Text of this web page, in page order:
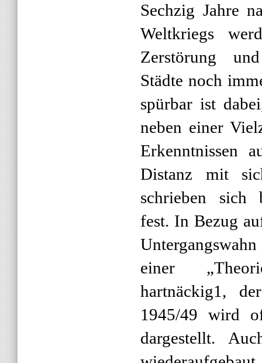
Sechzig Jahre
Weltkriegs
Zerstörung
Städte noch
spürbar ist
neben einer
Erkenntnissen
Distanz mit
schrieben sich
fest. In Bezug
einer
hartnäckig1,
1945/49 wird
dargestellt.